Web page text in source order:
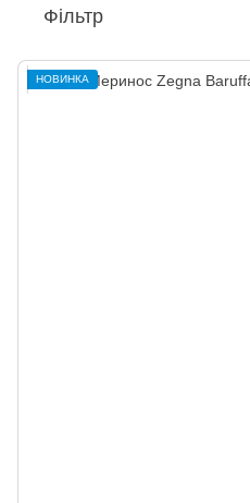
Фільтр
НОВИНКА